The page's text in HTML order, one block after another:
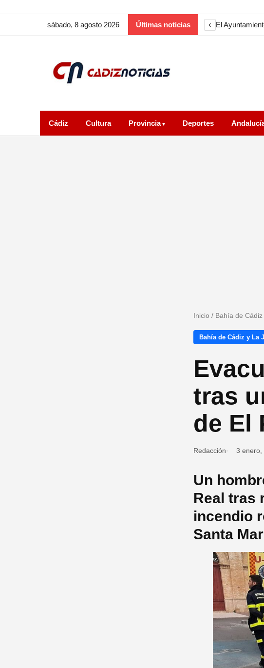
sábado, 8 agosto 2026 Últimas noticias ‹
Cádiz Cultura Provincia Deportes
Inicio / Bahía de
Bahía de Cádiz y La
tras
de El
Redacción 3 enero,
Un
Real tras
incendio
Santa